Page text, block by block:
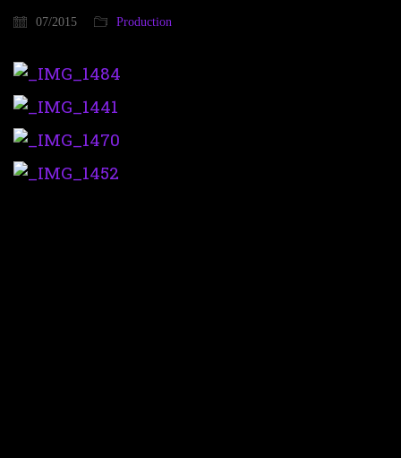
07/2015 Production